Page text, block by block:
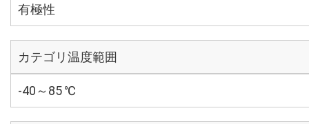
有極性
カテゴリ温度範囲
-40～85 ℃